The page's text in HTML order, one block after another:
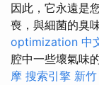
因此，它永遠是
喪，與細菌的臭
optimization 中
腔中一些壞氣味
摩 搜索引擎 新